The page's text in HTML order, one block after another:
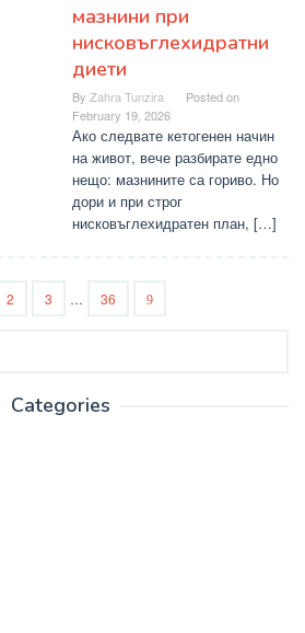
мазнини при
нисковъглехидратни
диети
By Zahra Tunzira
Posted on
February 19, 2026
Ако следвате кетогенен начин
на живот, вече разбирате едно
нещо: мазнините са гориво. Но
дори и при строг
нисковъглехидратен план, […]
2 3 … 36
Categories